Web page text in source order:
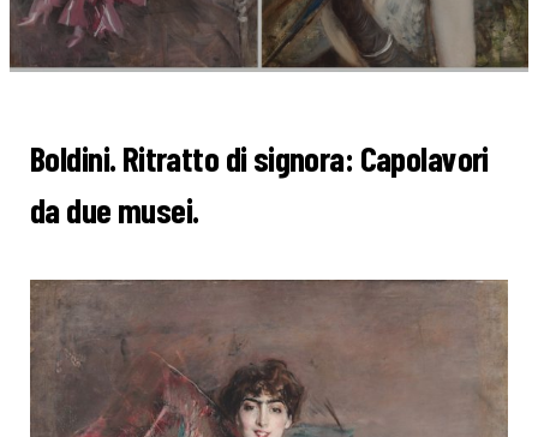
Boldini. Ritratto di signora: Capolavori
da due musei.